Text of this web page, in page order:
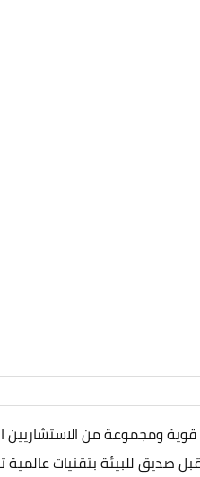
ومجموعة من الاستشاريين
صديق للبيئة بتقنيات عالمية